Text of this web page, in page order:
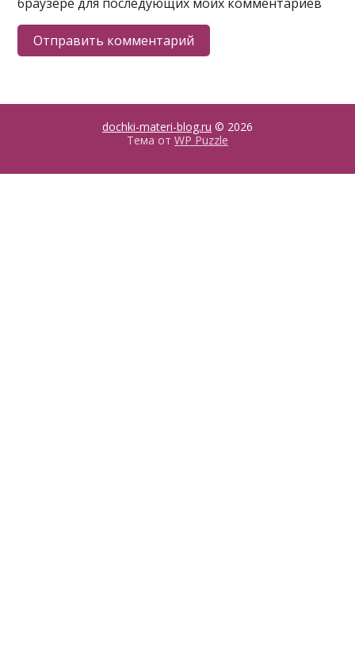
dochki-materi-blog.ru © 2026
Тема от WP Puzzle